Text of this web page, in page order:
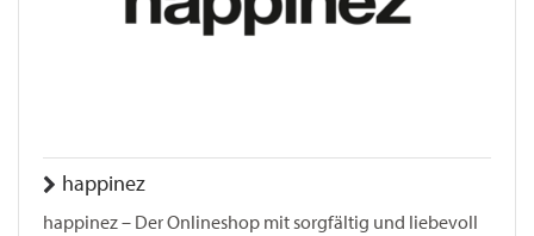
happinez
happinez – Der Onlineshop mit sorgfältig und liebevoll